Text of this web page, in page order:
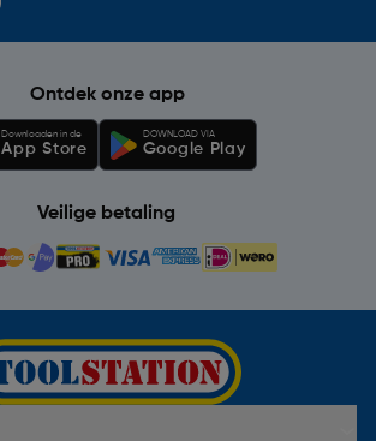
Ontdek onze app
Downloaden in de
App Store
DOWNLOAD VIA
Google Play
Veilige betaling